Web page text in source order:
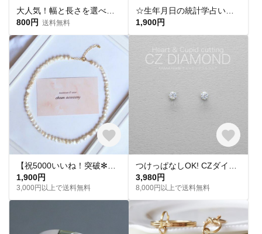
800円 送料無料
1,900円
1,900円
3,000円以上で送料無料
3,980円
8,000円以上で送料無料